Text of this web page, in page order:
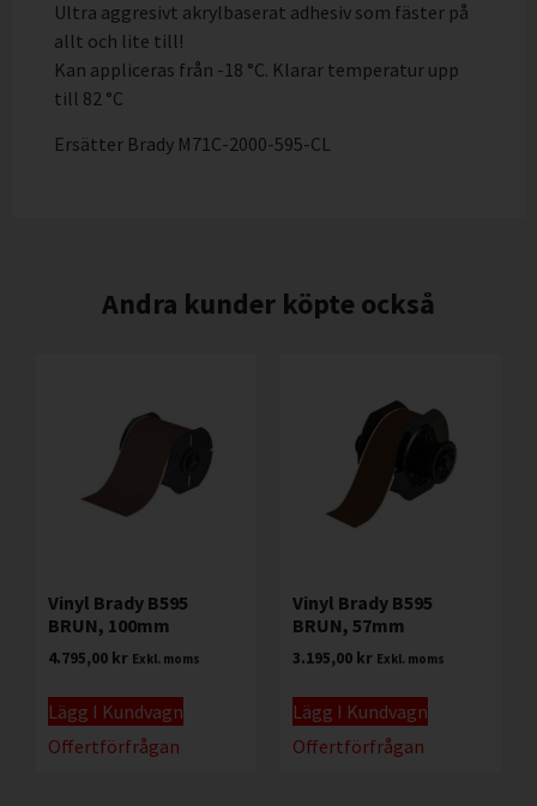
Ultra aggresivt akrylbaserat adhesiv som fäster på
allt och lite till!
Kan appliceras från -18 °C. Klarar temperatur upp
till 82 °C
Ersätter Brady M71C-2000-595-CL
Andra kunder köpte också
Vinyl Brady B595
BRUN, 100mm
4.795,00 kr Exkl. moms
Lägg I Kundvagn
Offertförfrågan
Vinyl Brady B595
BRUN, 57mm
3.195,00 kr Exkl. moms
Lägg I Kundvagn
Offertförfrågan